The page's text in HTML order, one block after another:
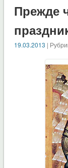
Прежде
19.03.2013 |